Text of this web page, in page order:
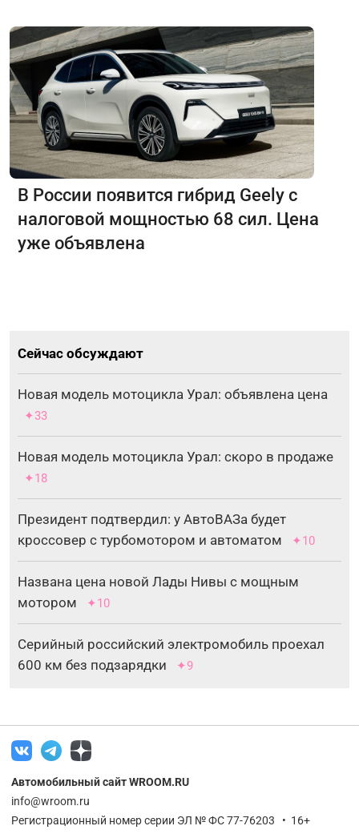
В России появится гибрид Geely с
налоговой мощностью 68 сил. Цена
уже объявлена
Сейчас обсуждают
Новая модель мотоцикла Урал: объявлена цена
✦33
Новая модель мотоцикла Урал: скоро в продаже
✦18
Президент подтвердил: у АвтоВАЗа будет
кроссовер с турбомотором и автоматом
✦10
Названа цена новой Лады Нивы с мощным
мотором
✦10
Серийный российский электромобиль проехал
600 км без подзарядки
✦9
Автомобильный сайт WROOM.RU
info@wroom.ru
Регистрационный номер серии ЭЛ № ФС 77-76203 • 16+